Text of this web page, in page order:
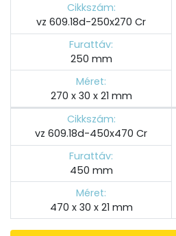
Cikkszám:
vz 609.18d-250x270 Cr
Furattáv:
250 mm
Méret:
270 x 30 x 21 mm
Cikkszám:
vz 609.18d-450x470 Cr
Furattáv:
450 mm
Méret:
470 x 30 x 21 mm